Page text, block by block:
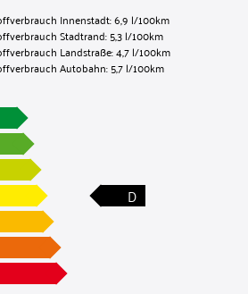
Innenstadt:6,9 l/100km
Stadtrand:5,3 l/100km
Landstraße:4,7 l/100km
Autobahn:5,7 l/100km
D